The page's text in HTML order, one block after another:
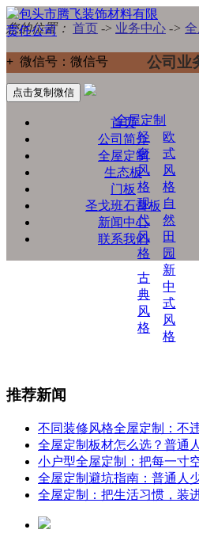
+ 微信号： 微信号
点击复制微信
首页
公司简介
全屋定制
生态板
门板
圣戈班石膏板
新闻中心
联系我们
您的位置： 首页 -> 业务中心 -> 全
公司业
全屋定制
轻
奢
风
格
欧
式
风
格
现
代
风
格
自
然
田
园
古
典
风
格
新
中
式
风
格
推荐新闻
不同装修风格全屋定制：不
全屋定制板材怎么选？普通
小户型全屋定制：把每一寸
全屋定制避坑指南：普通人
全屋定制：把生活习惯，装